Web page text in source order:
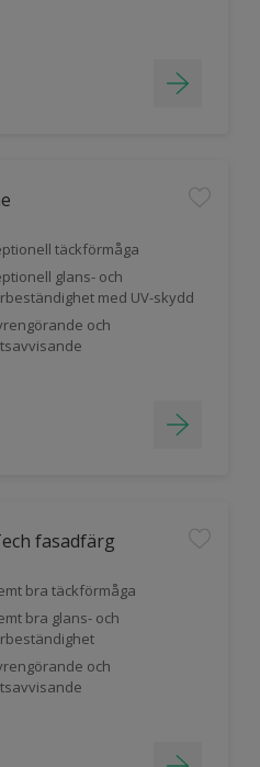
täckförmåga
glans- och
med UV-skydd
och
fasadfärg
bra täckförmåga
bra glans- och
och